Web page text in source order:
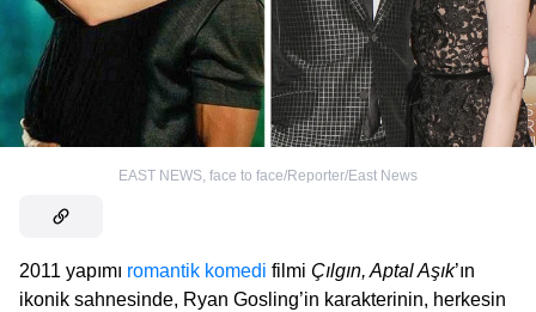
EAST NEWS, face to face/Reporter/East News
2011 yapımı romantik komedi filmi Çılgın, Aptal Aşık’ın
ikonik sahnesinde, Ryan Gosling’in karakterinin, herkesin